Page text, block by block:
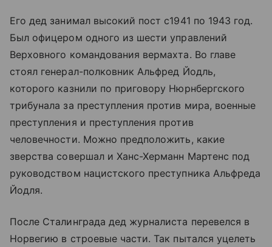
Его дед занимал высокий пост с1941 по 1943 год.
Был офицером одного из шести управлений
Верховного командования вермахта. Во главе
стоял генерал-полковник Альфред Йодль,
которого казнили по приговору Нюрнбергского
трибунала за преступления против мира, военные
преступления и преступления против
человечности. Можно предположить, какие
зверства совершал и Ханс-Херманн Мартенс под
руководством нацистского преступника Альфреда
Йодля.
После Сталинграда дед журналиста перевелся в
Норвегию в строевые части. Так пытался уцелеть